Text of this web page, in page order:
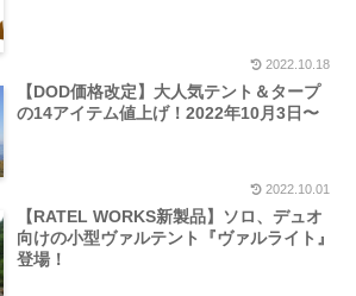
2022.10.18
【DOD価格改定】大人気テント＆タープ
の14アイテム値上げ！2022年10月3日〜
2022.10.01
【RATEL WORKS新製品】ソロ、デュオ
向けの小型ヴァルテント『ヴァルライト』
登場！